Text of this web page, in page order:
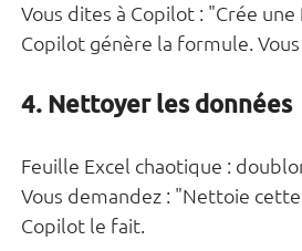
Vous dites à Copilot : "Crée
Copilot génère la formule.
4. Nettoyer les données
Feuille Excel chaotique :
Vous demandez : "Nettoie
Copilot le fait.